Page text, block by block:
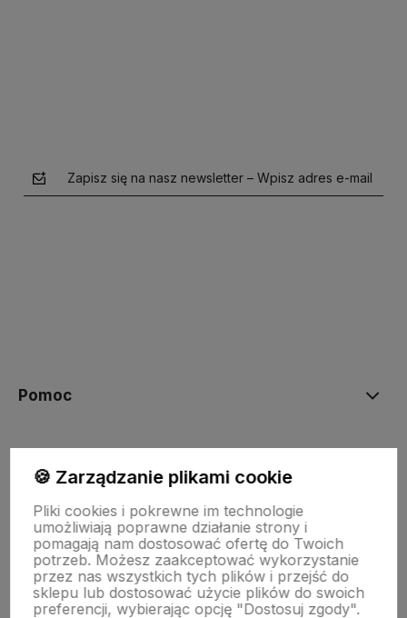
Zapisz się na nasz newsletter – Wpisz adres e-mail
Pomoc
Płatności i dostawa
Informacje
🍪 Zarządzanie plikami cookie
Pliki cookies i pokrewne im technologie
umożliwiają poprawne działanie strony i
pomagają nam dostosować ofertę do Twoich
potrzeb. Możesz zaakceptować wykorzystanie
przez nas wszystkich tych plików i przejść do
sklepu lub dostosować użycie plików do swoich
preferencji, wybierając opcję "Dostosuj zgody".